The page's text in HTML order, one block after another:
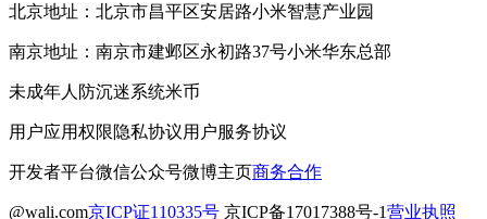
北京地址：北京市昌平区安居路小米智慧产业园
南京地址：南京市建邺区永初路37号小米华东总部
未成年人防沉迷系统米币
用户应用权限隐私协议用户服务协议
开发者平台微信公众号微博主页商务合作
@wali.com京ICP证110335号 京ICP备17017388号-1营业执照